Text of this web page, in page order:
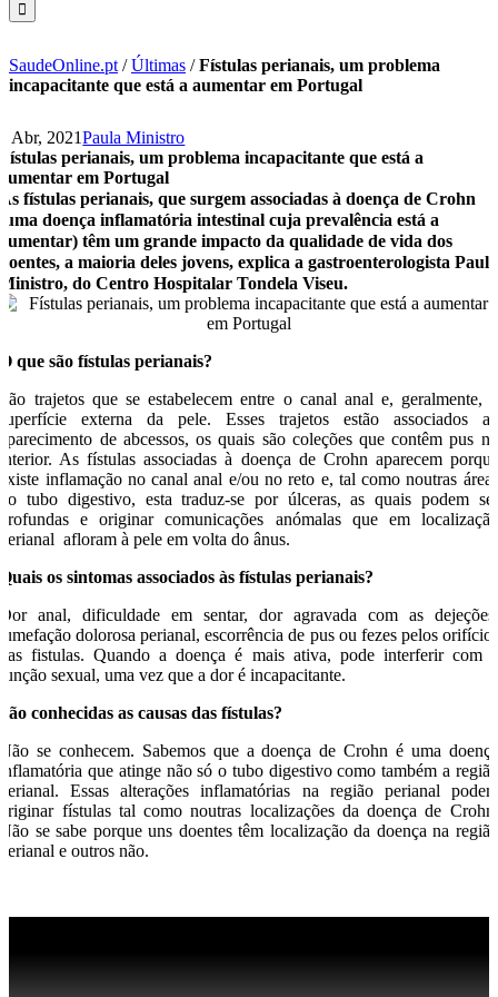
SaudeOnline.pt /Últimas /Fístulas perianais, um problema
incapacitante que está a aumentar em Portugal
6 Abr, 2021Paula Ministro
Fístulas perianais, um problema incapacitante que está a
aumentar em Portugal
As fístulas perianais, que surgem associadas à doença de Crohn
(uma doença inflamatória intestinal cuja prevalência está a
aumentar) têm um grande impacto da qualidade de vida dos
doentes, a maioria deles jovens, explica a gastroenterologista Paula
Ministro, do Centro Hospitalar Tondela Viseu.
O que são fístulas perianais?
São trajetos que se estabelecem entre o canal anal e, geralmente, a
superfície externa da pele. Esses trajetos estão associados ao
aparecimento de abcessos, os quais são coleções que contêm pus no
interior. As fístulas associadas à doença de Crohn aparecem porque
existe inflamação no canal anal e/ou no reto e, tal como noutras áreas
do tubo digestivo, esta traduz-se por úlceras, as quais podem ser
profundas e originar comunicações anómalas que em localização
perianal afloram à pele em volta do ânus.
Quais os sintomas associados às fístulas perianais?
Dor anal, dificuldade em sentar, dor agravada com as dejeções,
tumefação dolorosa perianal, escorrência de pus ou fezes pelos orifícios
das fistulas. Quando a doença é mais ativa, pode interferir com a
função sexual, uma vez que a dor é incapacitante.
São conhecidas as causas das fístulas?
Não se conhecem. Sabemos que a doença de Crohn é uma doença
inflamatória que atinge não só o tubo digestivo como também a região
perianal. Essas alterações inflamatórias na região perianal podem
originar fístulas tal como noutras localizações da doença de Crohn.
Não se sabe porque uns doentes têm localização da doença na região
perianal e outros não.